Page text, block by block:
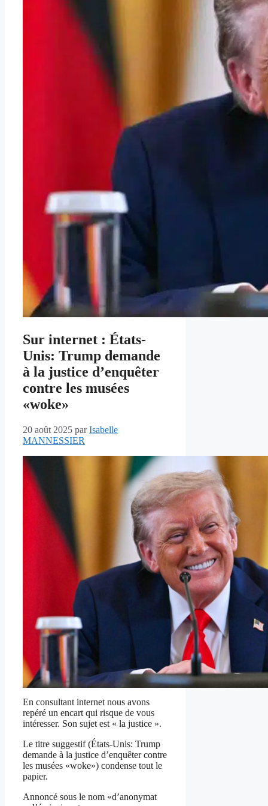
Sur internet : États-
Unis: Trump demande
à la justice d’enquêter
contre les musées
«woke»
20 août 2025 parIsabelle
MANNESSIER
En consultant internet nous avons
repéré un encart qui risque de vous
intéresser. Son sujet est « la justice ».
Le titre suggestif (États-Unis: Trump
demande à la justice d’enquêter contre
les musées «woke») condense tout le
papier.
Annoncé sous le nom «d’anonymat